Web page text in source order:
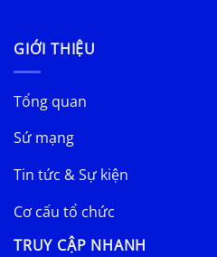
GIỚI THIỆU
Tổng quan
Sứ mạng
Tin tức & Sự kiện
Cơ cấu tổ chức
TRUY CẬP NHANH